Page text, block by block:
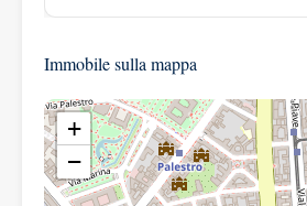
Immobile sulla mappa
+
−